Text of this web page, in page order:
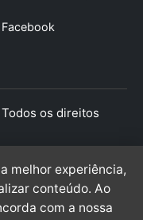
Facebook
os direitos
melhor experiência,
conteúdo. Ao
com a nossa